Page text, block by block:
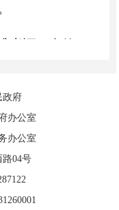
考证、有效
体检纪律，
，要遵循引
，有序进入
读体检注意
通讯工具，
政府
办公室
办公室
04号